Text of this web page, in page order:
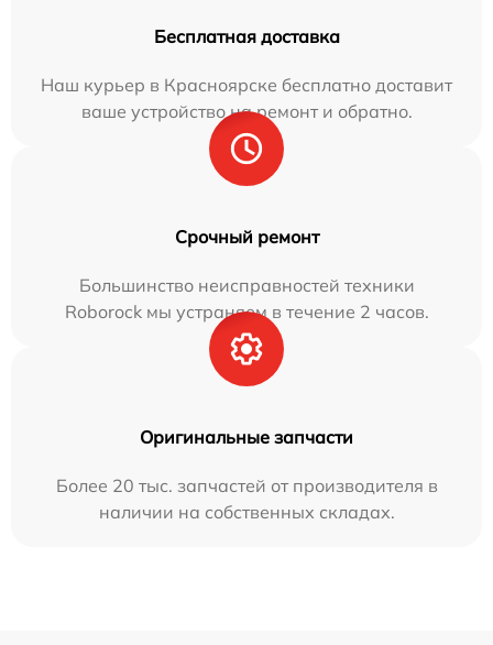
Бесплатная доставка
Наш курьер в Красноярске бесплатно доставит
ваше устройство на ремонт и обратно.
Срочный ремонт
Большинство неисправностей техники
Roborock мы устраняем в течение 2 часов.
Оригинальные запчасти
Более 20 тыс. запчастей от производителя в
наличии на собственных складах.